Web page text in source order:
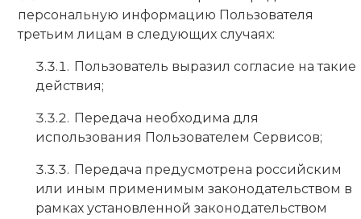
персональную информацию Пользователя
третьим лицам в следующих случаях:
Пользователь выразил согласие на такие
действия;
Передача необходима для
использования Пользователем Сервисов;
Передача предусмотрена российским
или иным применимым законодательством в
рамках установленной законодательством